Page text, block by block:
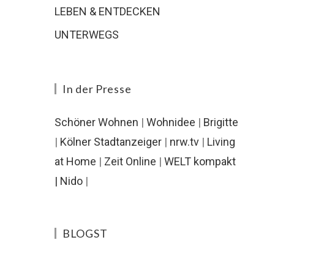
LEBEN & ENTDECKEN
UNTERWEGS
In der Presse
Schöner Wohnen | Wohnidee | Brigitte
| Kölner Stadtanzeiger | nrw.tv | Living
at Home | Zeit Online | WELT kompakt
| Nido |
BLOGST